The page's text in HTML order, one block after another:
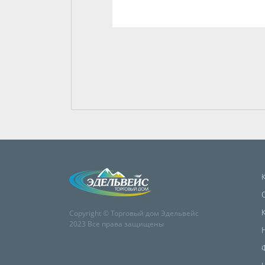
Copyright © Торговый дом Эдельвейс
2023 Все права защищены